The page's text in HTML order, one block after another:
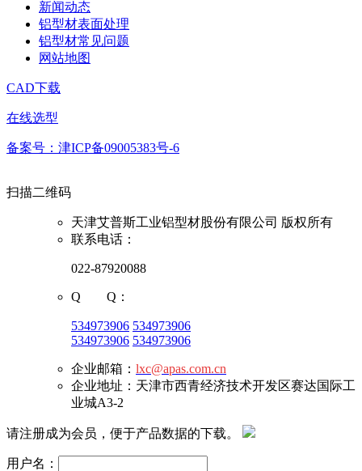
新闻动态
铝型材表面处理
铝型材常见问题
网站地图
CAD下载
在线选型
备案号：津ICP备09005383号-6
扫描二维码
天津艾普斯工业铝型材股份有限公司 版权所有
联系电话：
022-87920088
Q Q：
534973906 534973906
534973906 534973906
企业邮箱： lxc@apas.com.cn
企业地址：天津市西青经济技术开发区赛达国际工
业城A3-2
请注册成为会员，便于产品数据的下载。
用户名：